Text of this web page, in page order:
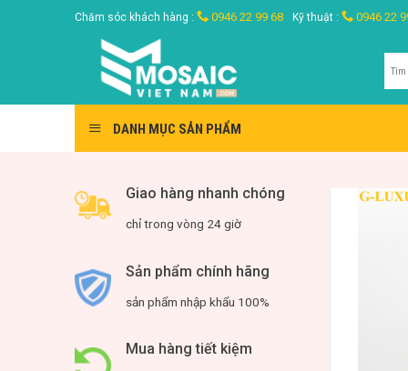
Chăm sóc khách hàng : 0946 22 99 68 Kỹ thuật : 0946 22
DANH MỤC SẢN PHẨM
Giao hàng nhanh chóng
chỉ trong vòng 24 giờ
Sản phẩm chính hãng
sản phẩm nhập khẩu 100%
Mua hàng tiết kiệm